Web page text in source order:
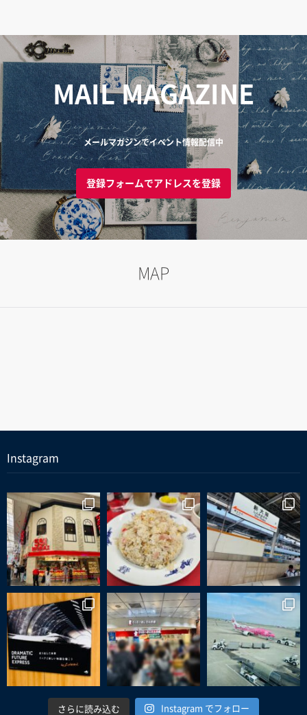
MAIL MAGAZINE
メールマガジンでイベント情報配信中
登録フォームでアドレスを登録
MAP
Instagram
さらに読み込む Instagram でフォロー